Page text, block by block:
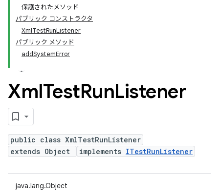
保護されたメソッド
パブリック コンストラクタ
XmlTestRunListener
パブリック メソッド
addSystemError
XmlTestRunListener
public class XmlTestRunListener
extends Object
implements ITestRunListener
java.lang.Object